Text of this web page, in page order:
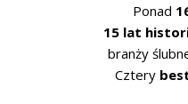
Ponad
15 lat
branży
Cztery